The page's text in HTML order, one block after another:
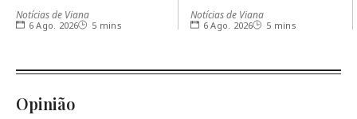
Notícias de Viana
6 Ago. 2026 5 mins
Notícias de Viana
6 Ago. 2026 5 mins
Opinião